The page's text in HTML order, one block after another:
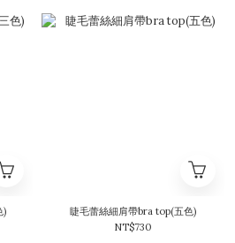
)
睫毛蕾絲細肩帶bra top(五色)
NT$730